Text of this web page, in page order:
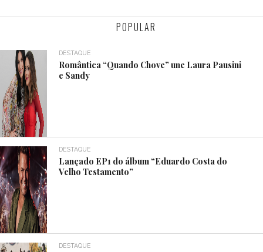
POPULAR
DESTAQUE
Romântica “Quando Chove” une Laura Pausini
e Sandy
DESTAQUE
Lançado EP1 do álbum “Eduardo Costa do
Velho Testamento”
DESTAQUE